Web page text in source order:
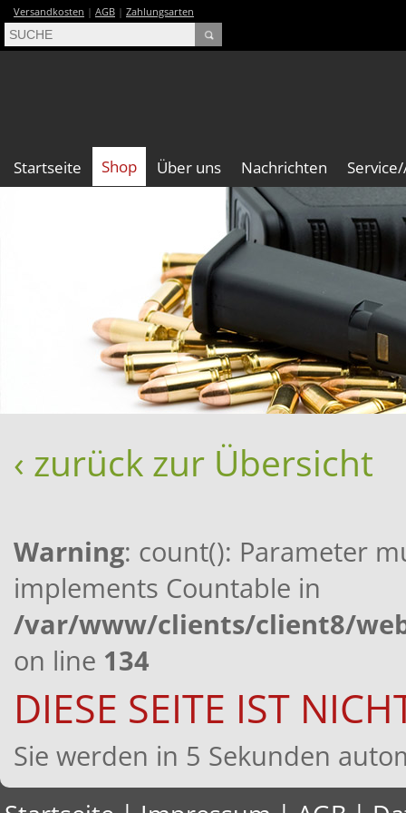
Versandkosten | AGB | Zahlungsarten
Startseite Shop Über uns Nachrichten
‹ zurück zur Übersicht
Warning: count(): Parameter
implements Countable in
/var/www/clients/client8/
on line 134
DIESE SEITE IST
Sie werden in 5 Sekunden